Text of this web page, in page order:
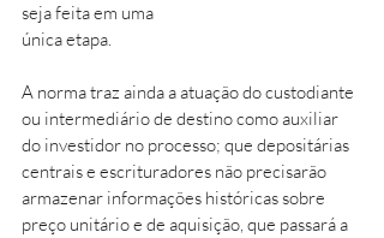
seja feita em uma
única etapa.
A norma traz ainda a atuação do custodiante
ou intermediário de destino como auxiliar
do investidor no processo; que depositárias
centrais e escrituradores não precisarão
armazenar informações históricas sobre
preço unitário e de aquisição, que passará a